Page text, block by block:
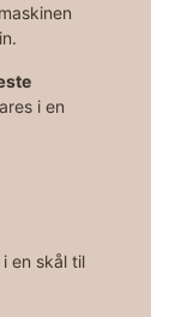
i en
en skål til